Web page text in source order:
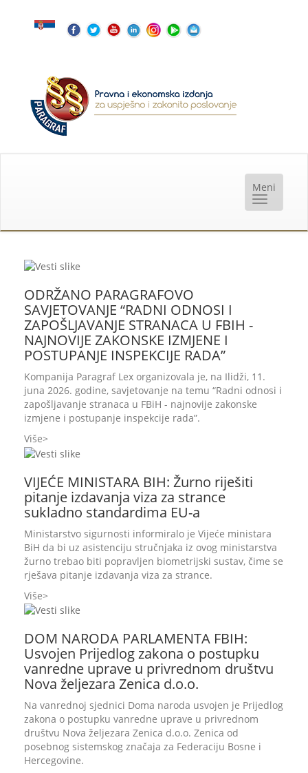
ODRŽANO PARAGRAFOVO
SAVJETOVANJE “RADNI ODNOSI I
ZAPOŠLJAVANJE STRANACA U FBIH -
NAJNOVIJE ZAKONSKE IZMJENE I
POSTUPANJE INSPEKCIJE RADA”
Kompanija Paragraf Lex organizovala je, na Ilidži, 11.
juna 2026. godine, savjetovanje na temu “Radni odnosi i
zapošljavanje stranaca u FBiH - najnovije zakonske
izmjene i postupanje inspekcije rada”.
Više
VIJEĆE MINISTARA BIH: Žurno riješiti
pitanje izdavanja viza za strance
sukladno standardima EU-a
Ministarstvo sigurnosti informiralo je Vijeće ministara
BiH da bi uz asistenciju stručnjaka iz ovog ministarstva
žurno trebao biti popravljen biometrijski sustav, čime se
rješava pitanje izdavanja viza za strance.
Više
DOM NARODA PARLAMENTA FBIH:
Usvojen Prijedlog zakona o postupku
vanredne uprave u privrednom društvu
Nova željezara Zenica d.o.o.
Na vanrednoj sjednici Doma naroda usvojen je Prijedlog
zakona o postupku vanredne uprave u privrednom
društvu Nova željezara Zenica d.o.o. Zenica od
posebnog sistemskog značaja za Federaciju Bosne i
Hercegovine.